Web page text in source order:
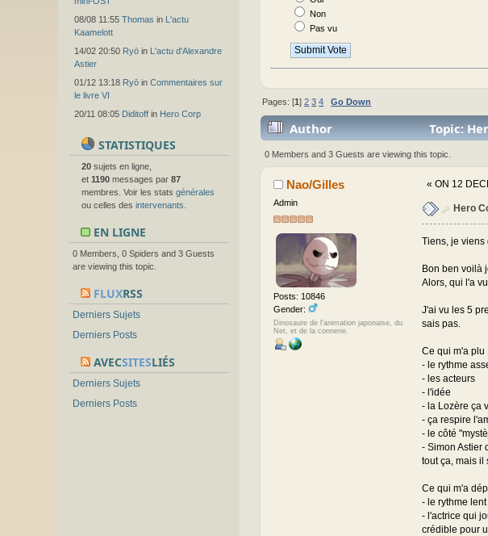
08/08 11:55 Thomas in L'actu
Kaamelott
14/02 20:50 Ryō in L'actu d'Alexandre
Astier
01/12 13:18 Ryō in Commentaires sur
le livre VI
20/11 08:05 Diditoff in Hero Corp
STATISTIQUES
20 sujets en ligne,
et 1190 messages par 87
membres. Voir les stats générales
ou celles des intervenants
EN LIGNE
0 Members, 0 Spiders and 3 Guests
are viewing this topic.
FLUXRSS
Derniers Sujets
Derniers Posts
AVECSITESLIÉS
Derniers Sujets
Derniers Posts
Non
Pas vu
Pages: [1]2 3 4 Go Down
Author Topic:
0 Members and 3 Guests are viewing this topic.
Nao/Gilles
Admin
Posts: 10846
Gender:
Dinosaure de l'animation japonaise, du
Net, et de la connerie.
« ON 12
Hero
Tiens, je viens
Bon ben voilà
Alors, qui l'a
J'ai vu les 5
sais pas.
Ce qui m'a plu
- le rythme
- les acteurs
- l'idée
- la Lozère ça
- ça respire
- le côté
- Simon Astier
tout ça, mais il
Ce qui m'a
- le rythme
- l'actrice qui
crédible pour